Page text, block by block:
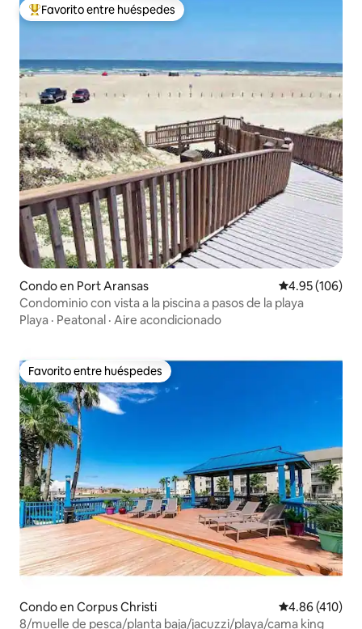
Favorito entre huéspedes preferido
Favorito entre huéspedes
Condo en Port Aransas Calificación
4.95 (106)
Condominio con vista a la piscina a pasos de la playa
Playa · Peatonal · Aire acondicionado
Favorito entre huéspedes
Favorito entre huéspedes
Condo en Corpus Christi Calificación
4.86 (410)
8/muelle de pesca/planta baja/jacuzzi/playa/cama king